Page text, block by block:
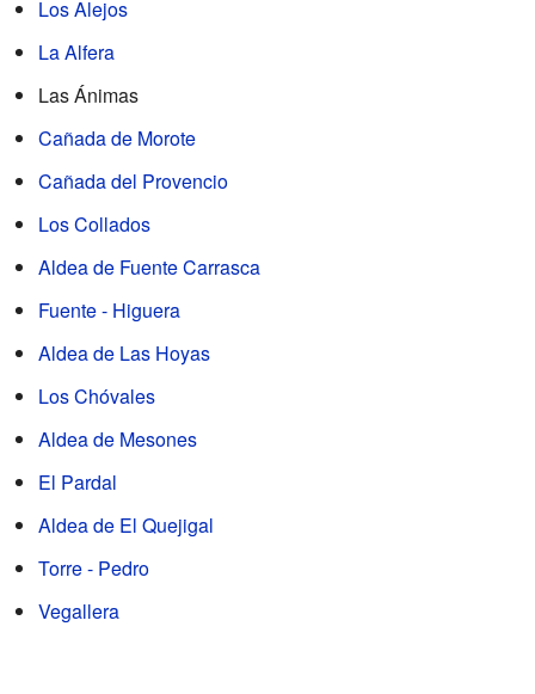
Los Alejos
La Alfera
Las Ánimas
Cañada de Morote
Cañada del Provencio
Los Collados
Aldea de Fuente Carrasca
Fuente - Higuera
Aldea de Las Hoyas
Los Chóvales
Aldea de Mesones
El Pardal
Aldea de El Quejigal
Torre - Pedro
Vegallera